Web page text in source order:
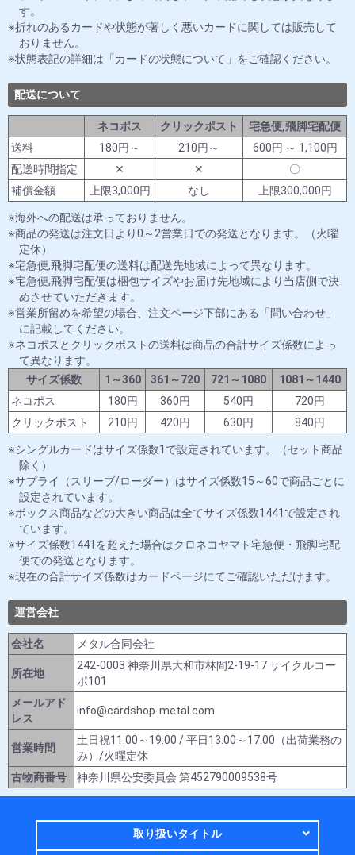
す。
折れのあるカードや状態が著しく悪いカードに関しては販売して
おりません。
状態表記の詳細は「カードの状態について」をご確認ください。
配送について
ネコポス クリックポスト
宅急便,飛脚宅配便
送料
180円～ 210円～
600円 ～ 1,100円
配送時間指定
✕ ✕
〇
補償金額
上限3,000円 なし 上限300,000円
海外への配送は承っておりません。
商品の発送は注文日より0～2営業日での発送となります。（火曜
定休）
宅急便,飛脚宅配便の送料は配送先地域によって異なります。
宅急便,飛脚宅配便は梱包サイズやお届け先地域により当店側で決
めさせていただきます。
営業所留めを希望の場合、注文ページ下部にある「問い合わせ」
に記載してください。
ネコポスとクリックポストの送料は商品の合計サイズ係数によっ
て異なります。
サイズ係数
1～360 361～720 721～1080
1081～1440
ネコポス
180円 360円 540円
720円
クリックポスト
210円 420円 630円 840円
シングルカードはサイズ係数1で設定されています。（セット商品
除く）
サプライ（スリーブ/ローダー）はサイズ係数15～60で商品ごとに
設定されています。
ボックス商品などの大きい商品は全てサイズ係数1441で設定され
ています。
サイズ係数1441を超えた場合はクロネコヤマト宅急便・飛脚宅配
便での発送となります。
現在の合計サイズ係数はカードページにてご確認いただけます。
運営会社
会社名 メタル合同会社
所在地
242-0003 神奈川県大和市林間2-19-17 サイクルコー
ポ101
メールアド
レス
info@cardshop-metal.com
営業時間
土日祝11:00～19:00 / 平日13:00～17:00（出荷業務の
み）/火曜定休
古物商番号
神奈川県公安委員会 第452790009538号
取り扱いタイトル